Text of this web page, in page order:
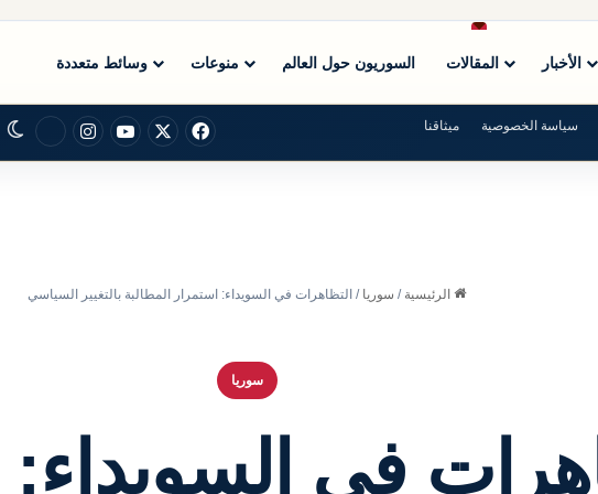
الأخبار المقالات السوريون حول العالم منوعات وسائط متعددة
سياسة الخصوصية ميثاقنا فيسبوك
X يوتيوبانستقرام
الرئيسية / سوريا / التظاهرات في السويداء: استمرار المطالبة بالتغيير السياسي
سوريا
في السويداء: